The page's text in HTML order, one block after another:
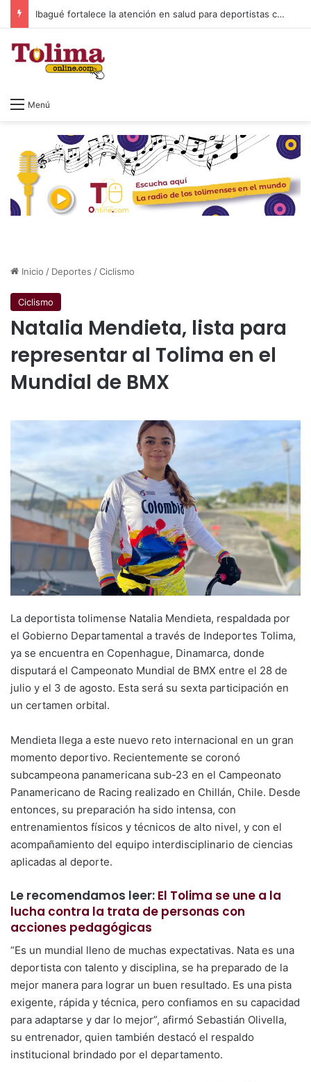
Ibagué fortalece la atención en salud para deportistas con nuevo espacio en el Parque Deportivo
Menú
Inicio / Deportes /Ciclismo
Ciclismo
Natalia Mendieta, lista para
representar al Tolima en el
Mundial de BMX
La deportista tolimense Natalia Mendieta, respaldada por
el Gobierno Departamental a través de Indeportes Tolima,
ya se encuentra en Copenhague, Dinamarca, donde
disputará el Campeonato Mundial de BMX entre el 28 de
julio y el 3 de agosto. Esta será su sexta participación en
un certamen orbital.
Mendieta llega a este nuevo reto internacional en un gran
momento deportivo. Recientemente se coronó
subcampeona panamericana sub-23 en el Campeonato
Panamericano de Racing realizado en Chillán, Chile. Desde
entonces, su preparación ha sido intensa, con
entrenamientos físicos y técnicos de alto nivel, y con el
acompañamiento del equipo interdisciplinario de ciencias
aplicadas al deporte.
Le recomendamos leer: El Tolima se une a la
lucha contra la trata de personas con
acciones pedagógicas
“Es un mundial lleno de muchas expectativas. Nata es una
deportista con talento y disciplina, se ha preparado de la
mejor manera para lograr un buen resultado. Es una pista
exigente, rápida y técnica, pero confiamos en su capacidad
para adaptarse y dar lo mejor”, afirmó Sebastián Olivella,
su entrenador, quien también destacó el respaldo
institucional brindado por el departamento.